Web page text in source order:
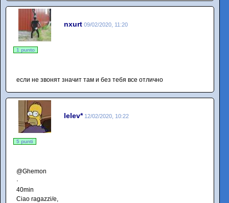
nxurt 09/02/2020, 11:20
1 punto
если не звонят значит там и без тебя все отлично
lelev* 12/02/2020, 10:22
5 punti
@Ghemon
·
40min
Ciao ragazzi/e,